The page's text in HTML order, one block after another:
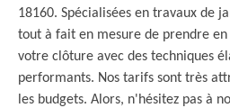
18160. Spécialisées en travaux de
tout à fait en mesure de prendre
votre clôture avec des techniques
performants. Nos tarifs sont très
les budgets. Alors, n'hésitez pas à